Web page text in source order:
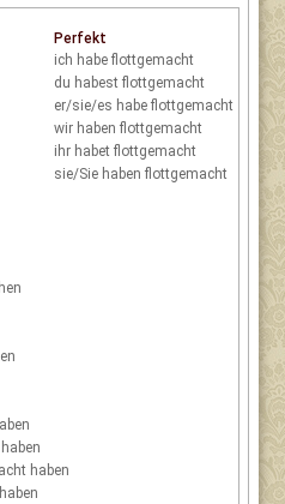
Perfekt
ich habe flottgemacht
du habest flottgemacht
er/sie/es habe flottgemacht
wir haben flottgemacht
ihr habet flottgemacht
sie/Sie haben flottgemacht
haben
haben
haben